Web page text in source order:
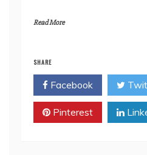
Read More
SHARE
Facebook
Pinterest